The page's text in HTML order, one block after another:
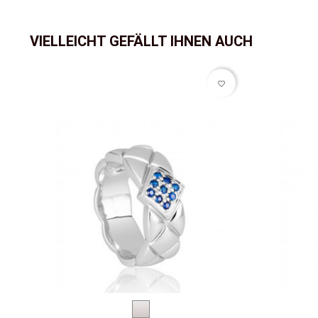
VIELLEICHT GEFÄLLT IHNEN AUCH
favorite_border